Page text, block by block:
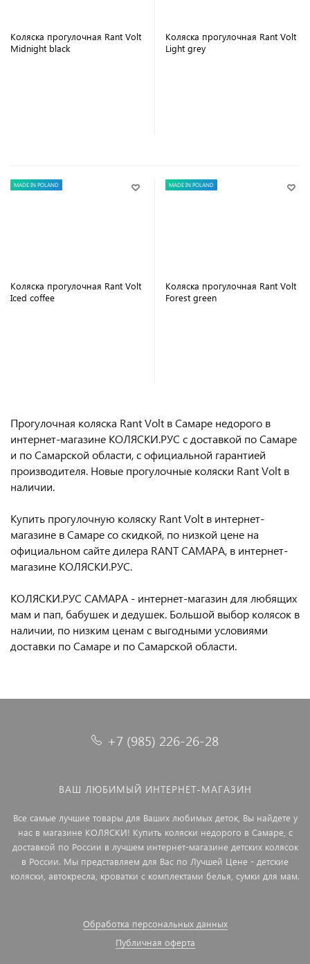
Коляска прогулочная Rant Volt
Midnight black
Коляска прогулочная Rant Volt
Light grey
MADE IN POLAND
Коляска прогулочная Rant Volt
Iced coffee
MADE IN POLAND
Коляска прогулочная Rant Volt
Forest green
Прогулочная коляска Rant Volt в Самаре недорого в
интернет-магазине КОЛЯСКИ.РУС с доставкой по Самаре
и по Самарской области, с официальной гарантией
производителя. Новые прогулочные коляски Rant Volt в
наличии.
Купить прогулочную коляску Rant Volt в интернет-
магазине в Самаре со скидкой, по низкой цене на
официальном сайте дилера RANT САМАРА, в интернет-
магазине КОЛЯСКИ.РУС.
КОЛЯСКИ.РУС САМАРА - интернет-магазин для любящих
мам и пап, бабушек и дедушек. Большой выбор колясок в
наличии, по низким ценам с выгодными условиями
доставки по Самаре и по Самарской области.
+7 (985) 226-26-28
ВАШ ЛЮБИМЫЙ ИНТЕРНЕТ-МАГАЗИН
Все самые лучшие товары для Ваших любимых деток, Вы найдете у
нас в магазине КОЛЯСКИ! Купить коляски недорого в Самаре, с
доставкой по России в лучшем интернет-магазине детских колясок
в России. Мы представляем для Вас по Лучшей Цене - детские
коляски, автокресла, кроватки с комплектами белья, сумки для мам.
Обработка персональных данных
Публичная оферта